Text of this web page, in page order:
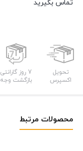
تماس بگیرید
تحویل
اکسپرس
7 روز گارانتی
بازگشت وجه
محصولات مرتبط